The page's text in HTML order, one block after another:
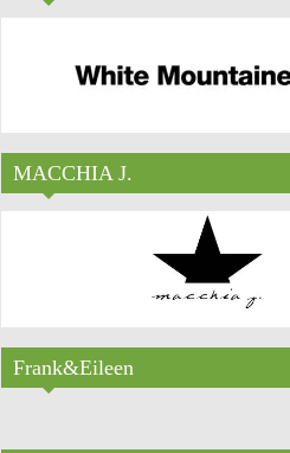
MACCHIA J.
Frank&Eileen